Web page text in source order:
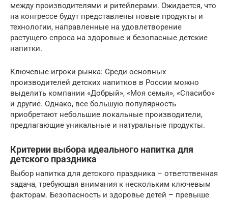
между производителями и ритейлерами. Ожидается, что
на конгрессе будут представлены новые продукты и
технологии, направленные на удовлетворение
растущего спроса на здоровые и безопасные детские
напитки.
Ключевые игроки рынка: Среди основных
производителей детских напитков в России можно
выделить компании «Добрый», «Моя семья», «Спасибо»
и другие. Однако, все большую популярность
приобретают небольшие локальные производители,
предлагающие уникальные и натуральные продукты.
Критерии выбора идеального напитка для
детского праздника
Выбор напитка для детского праздника – ответственная
задача, требующая внимания к нескольким ключевым
факторам. Безопасность и здоровье детей – превыше